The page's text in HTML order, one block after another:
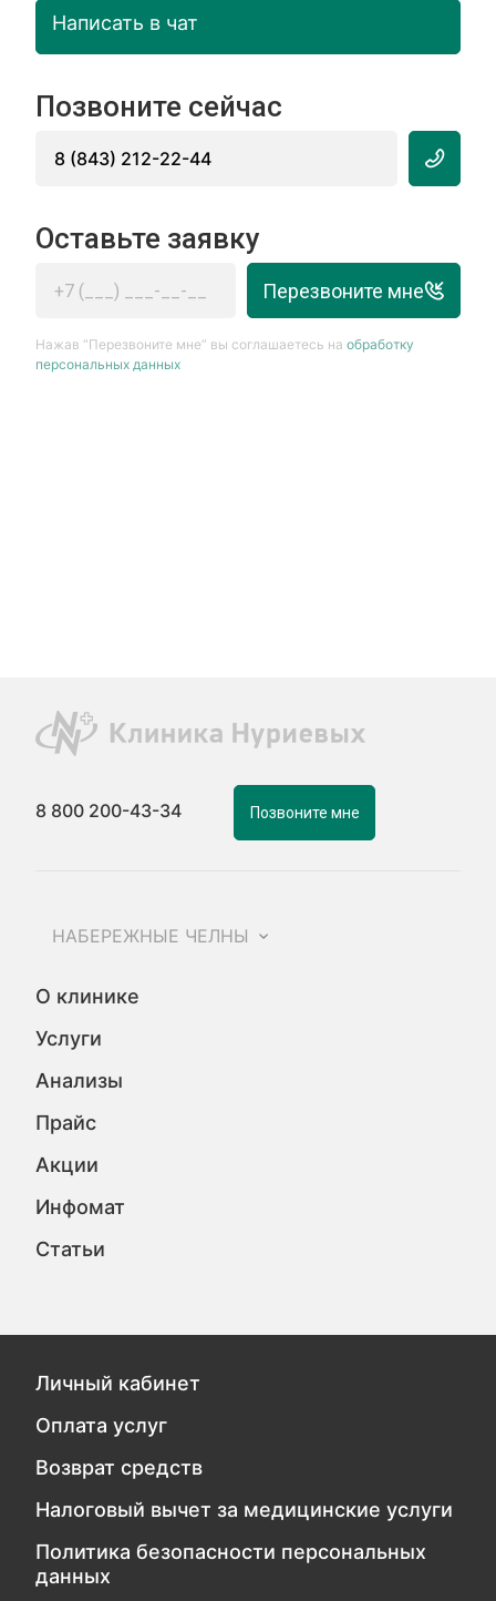
Написать в чат
Позвоните сейчас
8 (843) 212-22-44
Оставьте заявку
Перезвоните мне
Нажав “Перезвоните мне” вы соглашаетесь наобработку
персональных данных
8 800 200-43-34 Позвоните мне
НАБЕРЕЖНЫЕ ЧЕЛНЫ
О клинике
Услуги
Анализы
Прайс
Акции
Инфомат
Статьи
Личный кабинет
Оплата услуг
Возврат средств
Налоговый вычет за медицинские услуги
Политика безопасности персональных
данных